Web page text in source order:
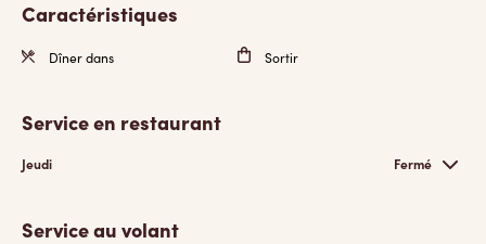
Caractéristiques
Dîner dans Sortir
Service en restaurant
Jeudi Fermé
Service au volant